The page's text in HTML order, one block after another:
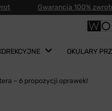
Gwarancja 100%
OKULARY
– 6 propozycji oprawek!